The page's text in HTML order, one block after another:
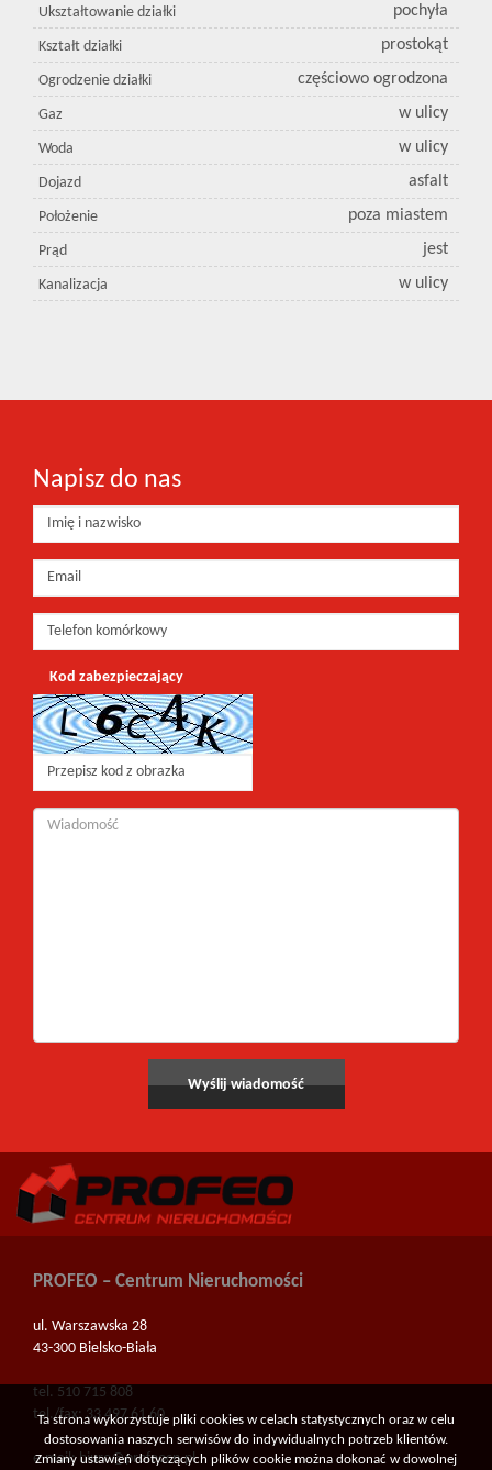
Ukształtowanie działki pochyła
Kształt działki prostokąt
Ogrodzenie działki częściowo ogrodzona
Gaz w ulicy
Woda w ulicy
Dojazd asfalt
Położenie poza miastem
Prąd jest
Kanalizacja w ulicy
Napisz do nas
Kod zabezpieczający
PROFEO – Centrum Nieruchomości
ul. Warszawska 28
43-300 Bielsko-Biała
tel. 510 715 808
tel./fax: 33 497 61 60
e-mail: biuro@profeocn.pl
Ta strona wykorzystuje pliki cookies w celach statystycznych oraz w celu
dostosowania naszych serwisów do indywidualnych potrzeb klientów.
Zmiany ustawień dotyczących plików cookie można dokonać w dowolnej